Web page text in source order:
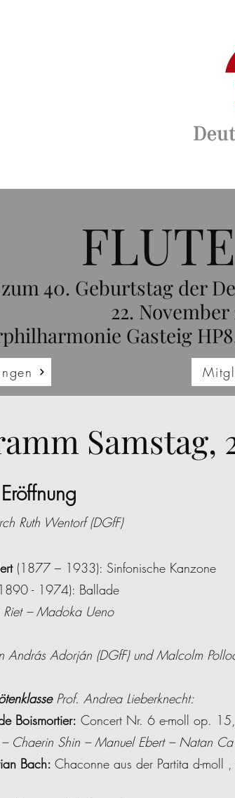
zum 40. Geburtstag der
22.
Gasteig
Samstag,
Ruth Wentorf (DGfF)
(1877 – 1933): Sinfonische Kanzone
- 1974): Ballade
Riet – Madoka Ueno
András Adorján (DGfF) und Malcolm
Prof. Andrea Lieberknecht:
Boismortier: Concert Nr. 6 e-moll op.
Chaerin Shin – Manuel Ebert – Natan
Bach: Chaconne aus der Partita d-moll